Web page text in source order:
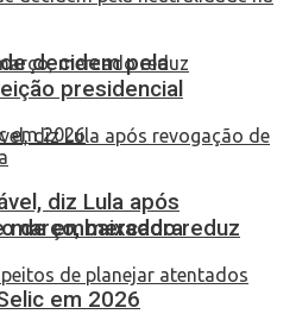
março, mercado reduz
em 2026
decidem pela
presidencial
diz Lula após
de embaixadora